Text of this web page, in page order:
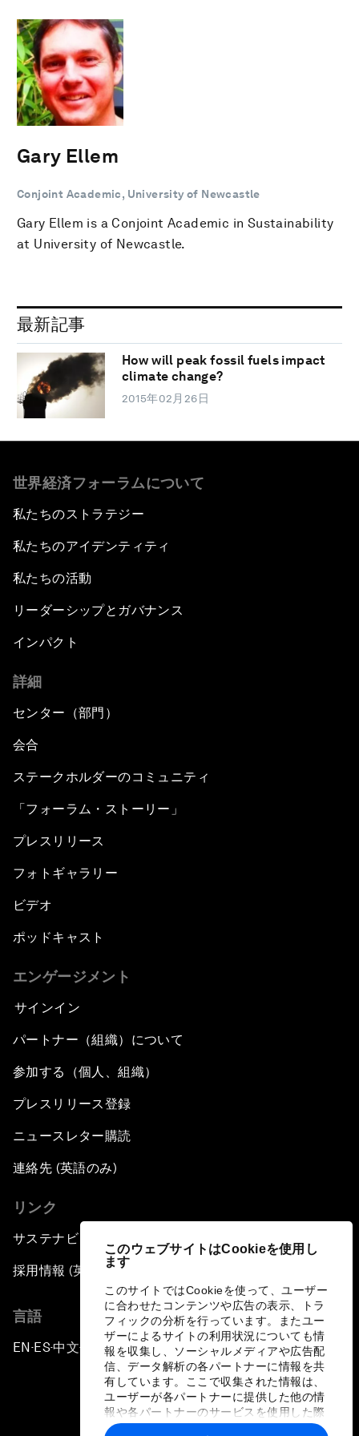
このウェブサイトはCookieを使用し
ます
このサイトではCookieを使って、ユーザー
に合わせたコンテンツや広告の表示、トラ
フィックの分析を行っています。またユー
ザーによるサイトの利用状況についても情
報を収集し、ソーシャルメディアや広告配
信、データ解析の各パートナーに情報を共
有しています。ここで収集された情報は、
ユーザーが各パートナーに提供した他の情
報や各パートナーのサービスを使用した際
に収集された情報と組み合わされ、各パー
Gary Ellem
Conjoint Academic, University of Newcastle
Gary Ellem is a Conjoint Academic in Sustainability
at University of Newcastle.
最新記事
How will peak fossil fuels impact
climate change?
2015年02月26日
世界経済フォーラムについて
私たちのストラテジー
私たちのアイデンティティ
私たちの活動
リーダーシップとガバナンス
インパクト
詳細
センター（部門）
会合
ステークホルダーのコミュニティ
「フォーラム・ストーリー」
プレスリリース
フォトギャラリー
ビデオ
ポッドキャスト
エンゲージメント
サインイン
パートナー（組織）について
参加する（個人、組織）
プレスリリース登録
ニュースレター購読
連絡先 (英語のみ)
リンク
サステナビリティへの取り組み
採用情報 (英語のみ)
言語
EN ▪ES▪中文▪ 日本語